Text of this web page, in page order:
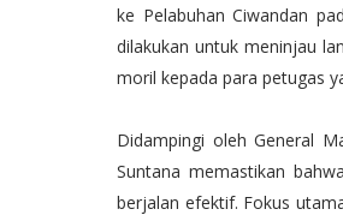
ke Pelabuhan Ciwandan
dilakukan untuk meninjau
moril kepada para petugas
Didampingi oleh General
Suntana memastikan
berjalan efektif. Fokus